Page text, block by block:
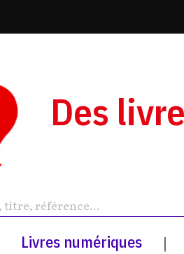
Des
Livres numériques |